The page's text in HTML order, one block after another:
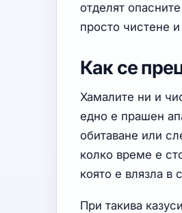
отделят
просто чистене
Как се
Хамалите ни и
едно е прашен
обитаване или
колко време е
която е влязла в
При такива